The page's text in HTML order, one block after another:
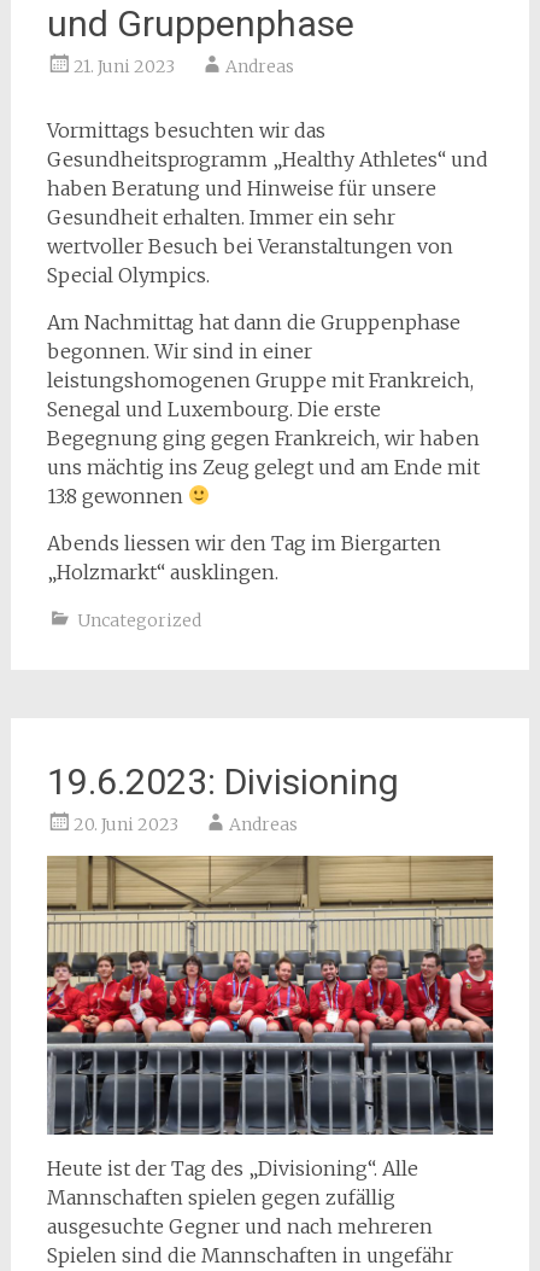
und Gruppenphase
21. Juni 2023 Andreas
Vormittags besuchten wir das
Gesundheitsprogramm „Healthy Athletes“ und
haben Beratung und Hinweise für unsere
Gesundheit erhalten. Immer ein sehr
wertvoller Besuch bei Veranstaltungen von
Special Olympics.
Am Nachmittag hat dann die Gruppenphase
begonnen. Wir sind in einer
leistungshomogenen Gruppe mit Frankreich,
Senegal und Luxembourg. Die erste
Begegnung ging gegen Frankreich, wir haben
uns mächtig ins Zeug gelegt und am Ende mit
13:8 gewonnen
Abends liessen wir den Tag im Biergarten
„Holzmarkt“ ausklingen.
Uncategorized
19.6.2023: Divisioning
20. Juni 2023 Andreas
Heute ist der Tag des „Divisioning“. Alle
Mannschaften spielen gegen zufällig
ausgesuchte Gegner und nach mehreren
Spielen sind die Mannschaften in ungefähr